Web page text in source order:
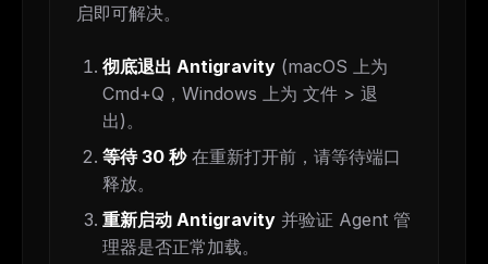
启即可解决。
彻底退出 Antigravity (macOS 上为
Cmd+Q，Windows 上为 文件 > 退
出)。
等待 30 秒在重新打开前，请等待端口
释放。
重新启动 Antigravity 并验证 Agent 管
理器是否正常加载。